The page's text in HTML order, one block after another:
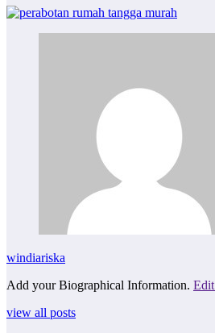
windiariska
Add your Biographical Information.
view all posts